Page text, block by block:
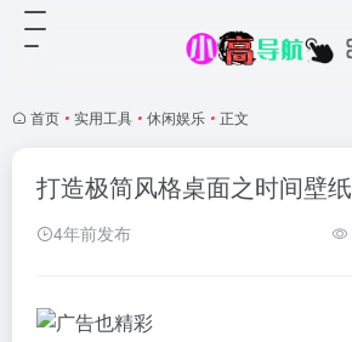
首页 • 实用工具 • 休闲娱乐 • 正文
打造极简风格桌面之时间壁纸
4年前发布